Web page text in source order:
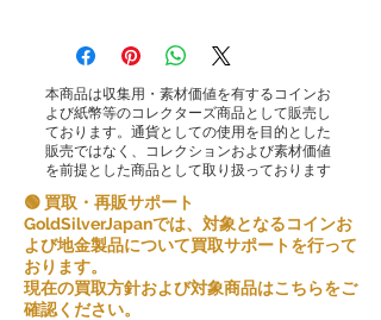
本商品は収集用・素材価値を有するコインお
よび紙幣等のコレクターズ商品として販売し
ております。通貨としての使用を目的とした
販売ではなく、コレクションおよび素材価値
を前提とした商品として取り扱っております
🟢 買取・再販サポート
GoldSilverJapanでは、対象となるコインお
よび地金製品について買取サポートを行って
おります。
現在の買取方針および対象商品はこちらをご
確認ください。